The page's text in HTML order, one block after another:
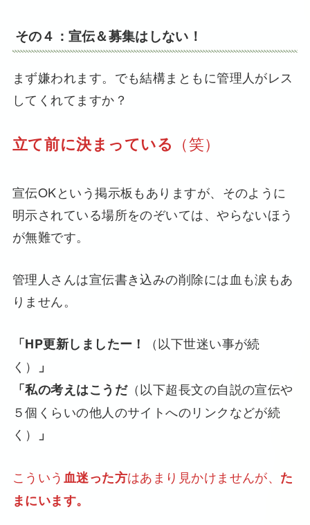
その４：宣伝＆募集はしない！
まず嫌われます。でも結構まともに管理人がレス
してくれてますか？
立て前に決まっている （笑）
宣伝OKという掲示板もありますが、そのように
明示されている場所をのぞいては、やらないほう
が無難です。
管理人さんは宣伝書き込みの削除には血も涙もあ
りません。
「HP更新しましたー！
（以下世迷い事が続
く）
」
「私の考えはこうだ（以下超長文の自説の宣伝や
５個くらいの他人のサイトへのリンクなどが続
く）
」
こういう血迷った方はあまり見かけませんが、 た
まにいます。